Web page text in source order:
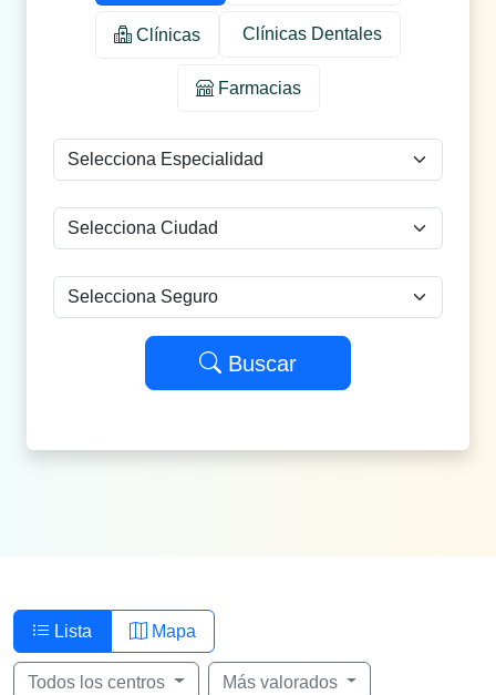
Clínicas Clínicas Dentales
Farmacias
Buscar
Lista Mapa
Todos los centros Más valorados